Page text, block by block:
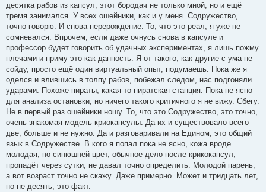
десятка рабов из капсул, этот бородач не только мной, но и ещё
тремя занимался. У всех ошейники, как и у меня. Содружество,
точно говорю. И снова перерождение. То, что это реал, я уже не
сомневался. Впрочем, если даже очнусь снова в капсуле и
профессор будет говорить об удачных экспериментах, я лишь пожму
плечами и приму это как данность. Я от такого, как другие с ума не
сойду, просто ещё один виртуальный опыт, подумаешь. Пока же я
оделся и влившись в толпу рабов, побежал следом, нас подгоняли
ударами. Похоже пираты, какая-то пиратская станция. Пока не ясно
для анализа остановки, но ничего такого критичного я не вижу. Сбегу.
Не в первый раз ошейники ношу. То, что это Содружество, это точно,
очень знакомая модель криокапсулы. Да их и существовало всего
две, больше и не нужно. Да и разговаривали на Едином, это общий
язык в Содружестве. В кого я попал пока не ясно, кожа вроде
молодая, но синюшней цвет, обычное дело после крикокапсул,
пропадёт через сутки, не давал точно определить. Молодой парень,
а вот возраст точно не скажу. Даже примерно. Может и тридцать лет,
но не десять, это факт.